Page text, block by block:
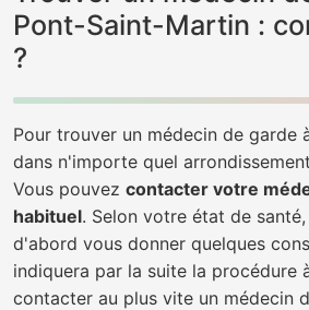
Pont-Saint-Martin :
?
Pour trouver un médecin de garde
dans n'importe quel
Vous pouvez contacter votre
habituel. Selon votre état de
d'abord vous donner quelques
indiquera par la suite la procédure
contacter au plus vite un médecin